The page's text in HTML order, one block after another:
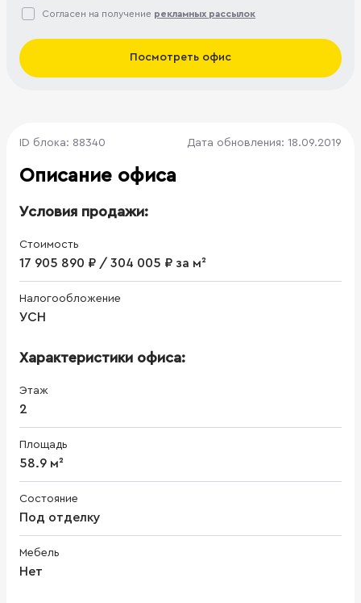
Согласен на получение рекламных рассылок
Посмотреть офис
ID блока: 88340 Дата обновления: 18.09.2019
Описание офиса
Условия продажи:
Стоимость
17 905 890 ₽ / 304 005 ₽ за м²
Налогообложение
УСН
Характеристики офиса:
Этаж
2
Площадь
58.9 м²
Состояние
Под отделку
Мебель
Нет